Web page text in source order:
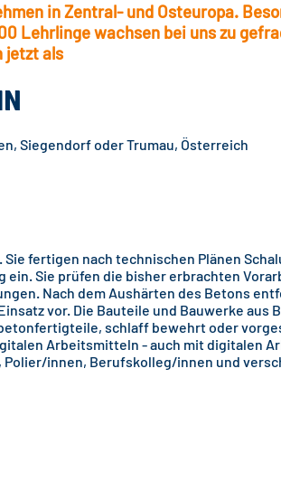
in Zentral- und Osteuropa.
Lehrlinge wachsen bei uns zu
jetzt als
Siegendorf oder Trumau, Österreich
fertigen nach technischen Plänen
ein. Sie prüfen die bisher erbrachten
Nach dem Aushärten des Betons
vor. Die Bauteile und Bauwerke aus
schlaff bewehrt oder
Arbeitsmitteln - auch mit digitalen
innen, Berufskolleg/innen und